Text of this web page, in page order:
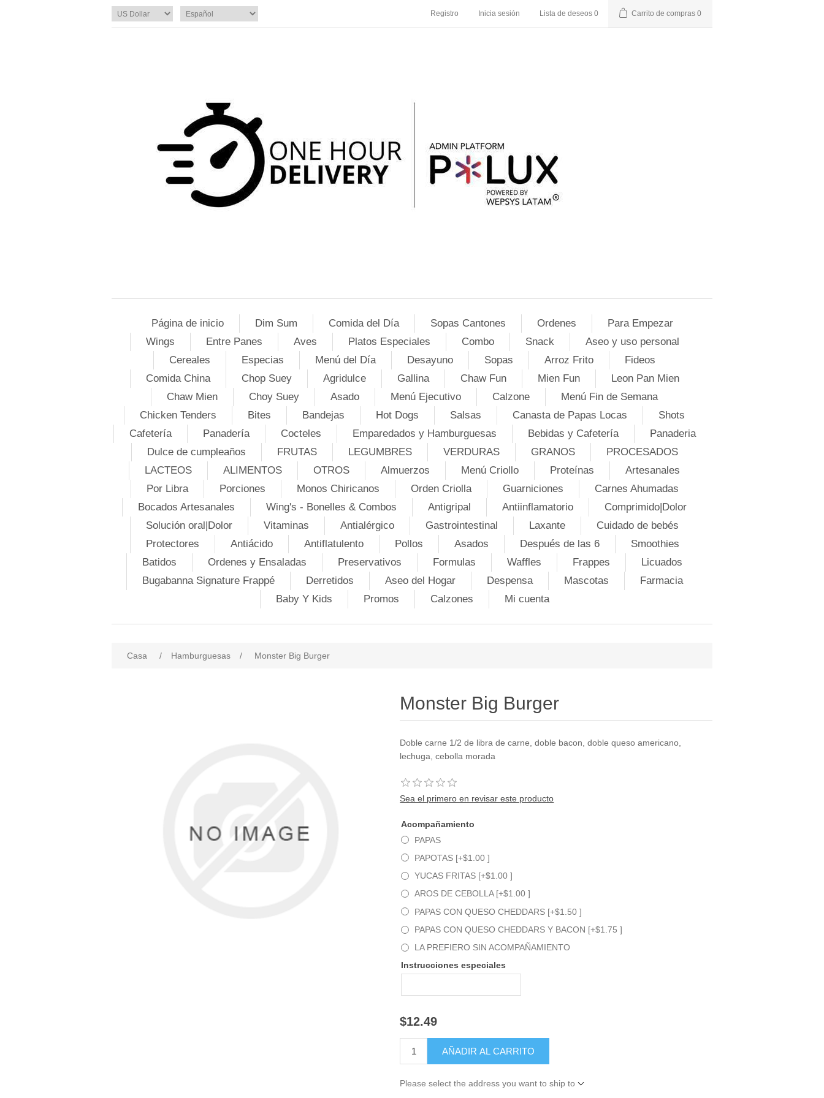
Registro Inicia sesión Lista de deseos 0 Carrito de compras 0
Página de inicio Dim Sum Comida del Día Sopas Cantones Ordenes
Para Empezar
Wings
Entre Panes Aves Platos Especiales Combo Snack
Aseo y uso personal
Cereales
Especias Menú del Día Desayuno Sopas Arroz Frito
Fideos
Comida China
Chop Suey Agridulce Gallina Chaw Fun Mien Fun
Leon Pan Mien
Chaw Mien
Choy Suey Asado Menú Ejecutivo Calzone
Menú Fin de Semana
Chicken Tenders
Bites Bandejas Hot Dogs Salsas Canasta de Papas Locas
Shots
Cafetería
Panadería Cocteles Emparedados y Hamburguesas Bebidas y Cafetería
Panaderia
Dulce de cumpleaños
FRUTAS LEGUMBRES VERDURAS GRANOS
PROCESADOS
LACTEOS
ALIMENTOS OTROS Almuerzos Menú Criollo Proteínas
Artesanales
Por Libra
Porciones Monos Chiricanos Orden Criolla Guarniciones
Carnes Ahumadas
Bocados Artesanales
Wing's - Bonelles & Combos Antigripal Antiinflamatorio
Comprimido|Dolor
Solución oral|Dolor
Vitaminas Antialérgico Gastrointestinal Laxante
Cuidado de bebés
Protectores
Antiácido Antiflatulento Pollos Asados Después de las 6
Smoothies
Batidos
Ordenes y Ensaladas Preservativos Formulas Waffles Frappes
Licuados
Bugabanna Signature Frappé
Derretidos Aseo del Hogar Despensa Mascotas
Farmacia
Baby Y Kids
Promos Calzones Mi cuenta
Casa / Hamburguesas / Monster Big Burger
Monster Big Burger
Doble carne 1/2 de libra de carne, doble bacon, doble queso americano,
lechuga, cebolla morada
Sea el primero en revisar este producto
Acompañamiento
PAPAS
PAPOTAS [+$1.00 ]
YUCAS FRITAS [+$1.00 ]
AROS DE CEBOLLA [+$1.00 ]
PAPAS CON QUESO CHEDDARS [+$1.50 ]
PAPAS CON QUESO CHEDDARS Y BACON [+$1.75 ]
LA PREFIERO SIN ACOMPAÑAMIENTO
Instrucciones especiales
$12.49
Please select the address you want to ship to